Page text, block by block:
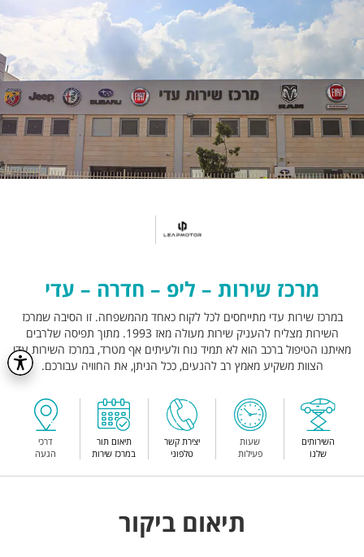
מרכז שירות – ליפ – חדרה – עדי
במרכז שירות עדי מתייחסים לכל לקוח כאחד מהמשפחה. זו הסיבה שמרכז
השירות מצליח להעניק שירות מעולה מאז 1993. מתוך תפיסה שלרבים
מאיתנו הטיפול ברכב הוא לא תמיד נוח ולעיתים אף מטרד, במרכז השירות עדי
הצוות משקיע מאמץ רב להנעים, ככל הניתן, את החוויה עבורכם.
השירותים
שלנו
שעות
פעילות
יצירת קשר
טלפוני
תיאום תור
במרכז שירות
דרכי
הגעה
תיאום ביקור